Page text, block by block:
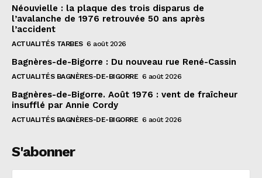
Néouvielle : la plaque des trois disparus de
l’avalanche de 1976 retrouvée 50 ans après
l’accident
ACTUALITÉS TARBES 6 août 2026
Bagnères-de-Bigorre : Du nouveau rue René-Cassin
ACTUALITÉS BAGNÈRES-DE-BIGORRE 6 août 2026
Bagnères-de-Bigorre. Août 1976 : vent de fraîcheur
insufflé par Annie Cordy
ACTUALITÉS BAGNÈRES-DE-BIGORRE 6 août 2026
S'abonner